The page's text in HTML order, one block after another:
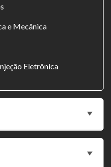
e Mecânica
Eletrônica